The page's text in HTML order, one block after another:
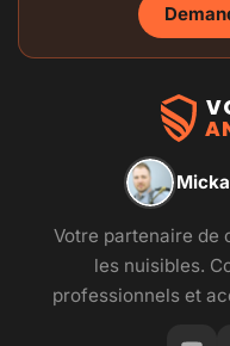
Votre partenaire de
les nuisibles.
professionnels et